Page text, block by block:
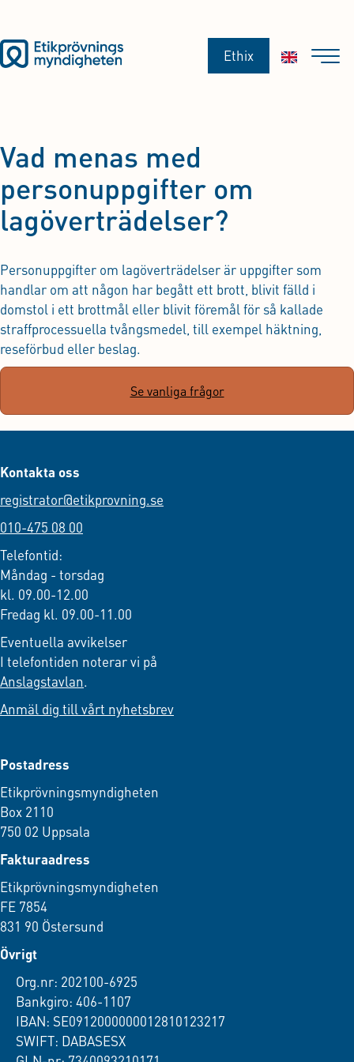
Ethix
Vad menas med
personuppgifter om
lagöverträdelser?
Personuppgifter om lagöverträdelser är uppgifter som
handlar om att någon har begått ett brott, blivit fälld i
domstol i ett brottmål eller blivit föremål för så kallade
straffprocessuella tvångsmedel, till exempel häktning,
reseförbud eller beslag.
Se vanliga frågor
Kontakta oss
registrator@etikprovning.se
010-475 08 00
Telefontid:
Måndag - torsdag
kl. 09.00-12.00
Fredag kl. 09.00-11.00
Eventuella avvikelser
I telefontiden noterar vi på
Anslagstavlan.
Anmäl dig till vårt nyhetsbrev
Postadress
Etikprövningsmyndigheten
Box 2110
750 02 Uppsala
Fakturaadress
Etikprövningsmyndigheten
FE 7854
831 90 Östersund
Övrigt
Org.nr: 202100-6925
Bankgiro: 406-1107
IBAN: SE0912000000012810123217
SWIFT: DABASESX